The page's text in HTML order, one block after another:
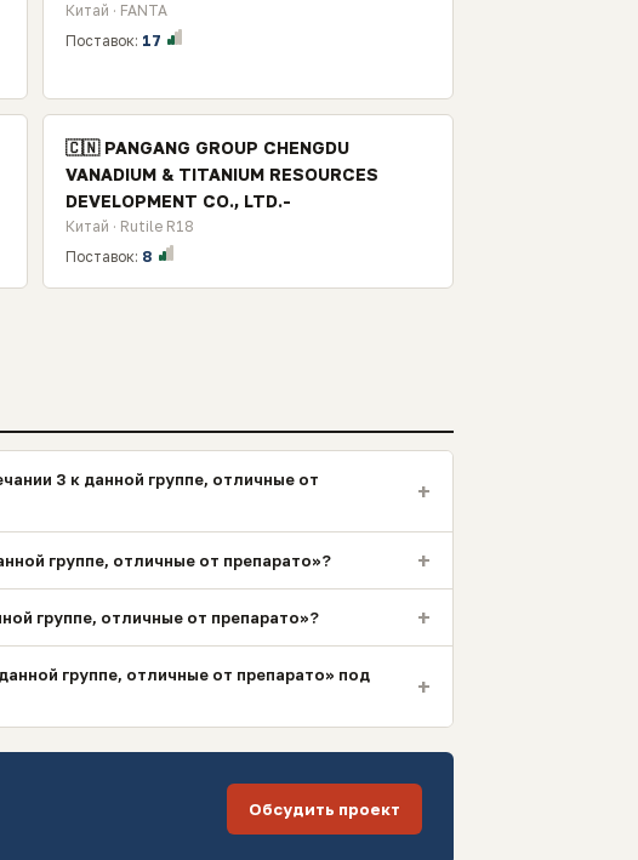
Китай · FANTA
Поставок: 17
🇨🇳 PANGANG GROUP CHENGDU
VANADIUM & TITANIUM RESOURCES
DEVELOPMENT CO., LTD.-
Китай · Rutile R18
Поставок: 8
3 к данной группе, отличные от
+
группе, отличные от препарато»? +
группе, отличные от препарато»? +
группе, отличные от препарато» под
+
Обсудить проект